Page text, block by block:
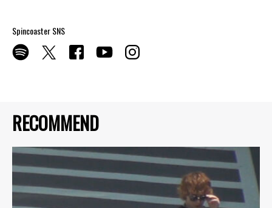
RECOMMEND
Spincoaster SNS